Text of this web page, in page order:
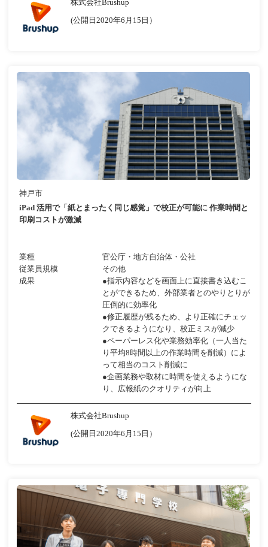
株式会社Brushup
(公開日2020年6月15日）
神戸市
iPad 活用で「紙とまったく同じ感覚」で校正が可能に 作業時間と
印刷コストが激減
業種
官公庁・地方自治体・公社
従業員規模
その他
成果
●指示内容などを画面上に直接書き込むこ
とができるため、外部業者とのやりとりが
圧倒的に効率化
●修正履歴が残るため、より正確にチェッ
クできるようになり、校正ミスが減少
●ペーパーレス化や業務効率化（一人当た
り平均8時間以上の作業時間を削減）によ
って相当のコスト削減に
●企画業務や取材に時間を使えるようにな
り、広報紙のクオリティが向上
株式会社Brushup
(公開日2020年6月15日）